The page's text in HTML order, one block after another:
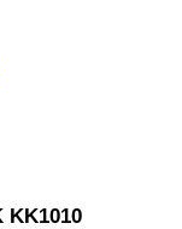
KK1010